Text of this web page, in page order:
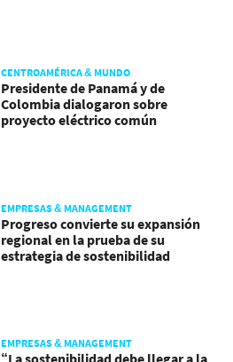
CENTROAMÉRICA & MUNDO
Presidente de Panamá y de
Colombia dialogaron sobre
proyecto eléctrico común
EMPRESAS & MANAGEMENT
Progreso convierte su expansión
regional en la prueba de su
estrategia de sostenibilidad
EMPRESAS & MANAGEMENT